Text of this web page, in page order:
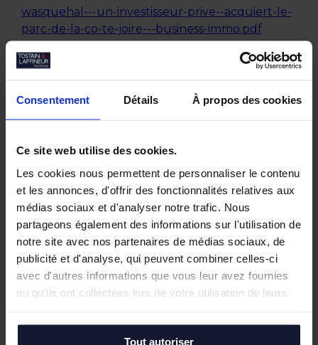
Consentement Détails À propos des cookies
Ce site web utilise des cookies.
Les cookies nous permettent de personnaliser le contenu
et les annonces, d'offrir des fonctionnalités relatives aux
médias sociaux et d'analyser notre trafic. Nous
partageons également des informations sur l'utilisation de
notre site avec nos partenaires de médias sociaux, de
publicité et d'analyse, qui peuvent combiner celles-ci
avec d'autres informations que vous leur avez fournies
ou qu'ils ont collectées lors de votre utilisation de leurs
Tout autoriser
wasquehal---un-investisseur-prive--acquiert-le-
parc-de-la-co-te-joire---business-immo.pdf
Autres actualités
Juin 2026
Tostain & Laffineur à la 15ᵉ Business Golf
Cup d’Arras
Empreintes Textiles : une exposition dans
un lieu atypique à Lille
Mai 2026
JOCO Pickleball : un nouveau lieu
hybride et convivial à la Pilaterie
disponibles au Château Blanc
Février 2026